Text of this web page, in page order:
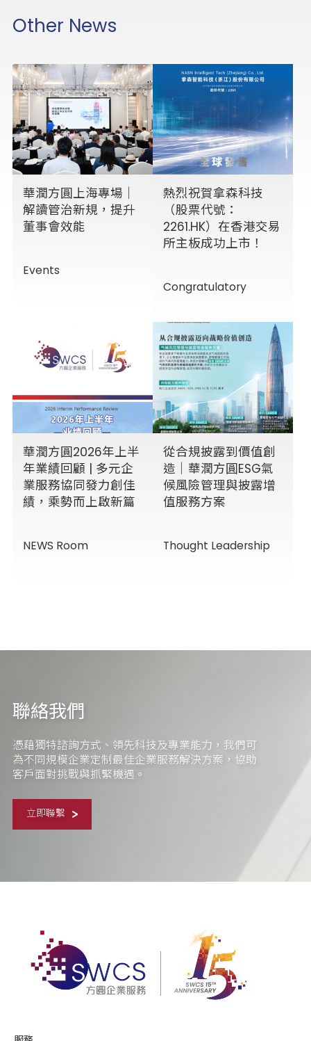
Other News
華潤方圓上海專場｜
解讀管治新規，提升
董事會效能
Events
熱烈祝賀拿森科技
（股票代號：
2261.HK）在香港交易
所主板成功上市！
Congratulatory
華潤方圓2026年上半
年業績回顧 | 多元企
業服務協同發力創佳
績，乘勢而上啟新篇
NEWS Room
從合規披露到價值創
造｜華潤方圓ESG氣
候風險管理與披露增
值服務方案
Thought Leadership
聯絡我們
憑藉獨特諮詢方式、領先科技及專業能力，我們可
為不同規模企業定制最佳企業服務解決方案，協助
客戶面對挑戰與抓緊機遇。
立即聯繫